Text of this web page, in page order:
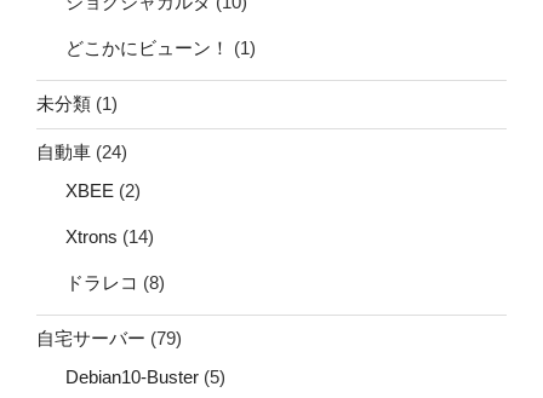
どこかにビューン！ (1)
未分類 (1)
自動車 (24)
XBEE (2)
Xtrons (14)
ドラレコ (8)
自宅サーバー (79)
Debian10-Buster (5)